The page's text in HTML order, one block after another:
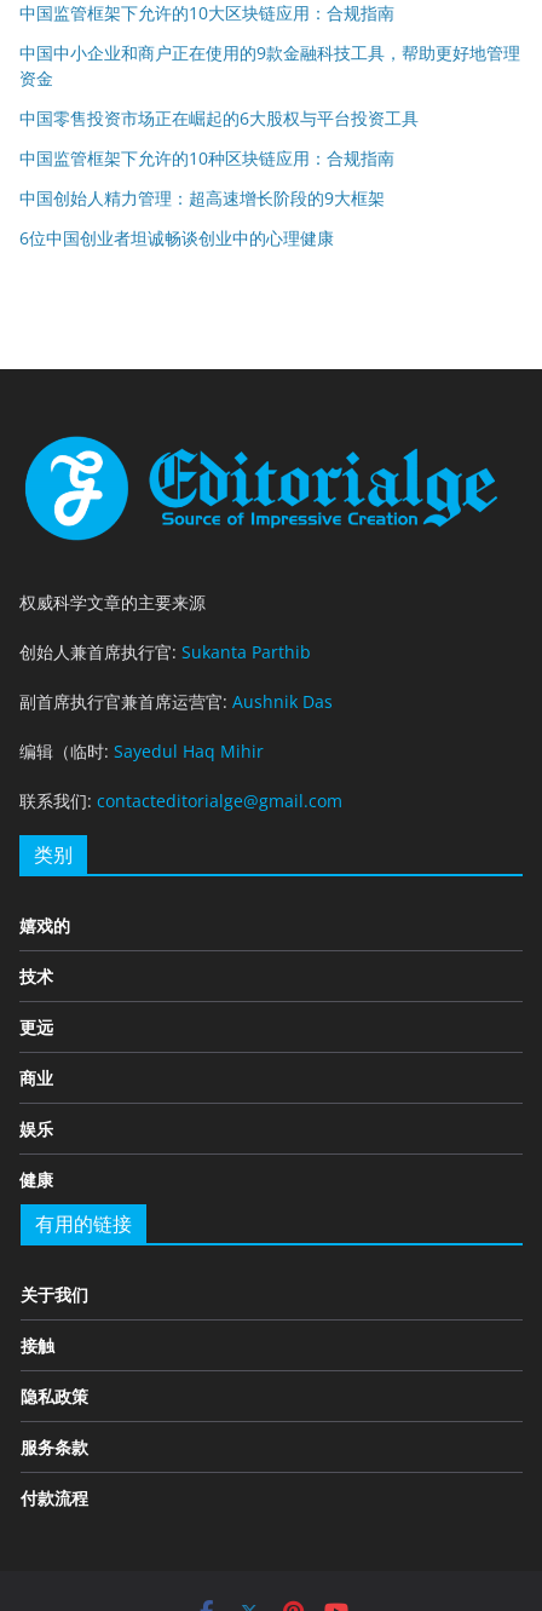
中国监管框架下允许的10大区块链应用：合规指南
中国中小企业和商户正在使用的9款金融科技工具，帮助更好地管理
资金
中国零售投资市场正在崛起的6大股权与平台投资工具
中国监管框架下允许的10种区块链应用：合规指南
中国创始人精力管理：超高速增长阶段的9大框架
6位中国创业者坦诚畅谈创业中的心理健康
权威科学文章的主要来源
创始人兼首席执行官: Sukanta Parthib
副首席执行官兼首席运营官: Aushnik Das
编辑（临时: Sayedul Haq Mihir
联系我们: contacteditorialge@gmail.com
类别
嬉戏的
技术
更远
商业
娱乐
健康
有用的链接
关于我们
接触
隐私政策
服务条款
付款流程